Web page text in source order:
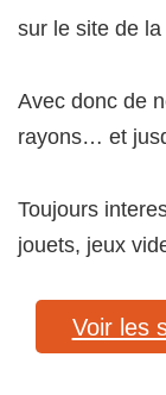
sur le site de la
Avec donc de
rayons… et
Toujours
jouets, jeux
Voir les